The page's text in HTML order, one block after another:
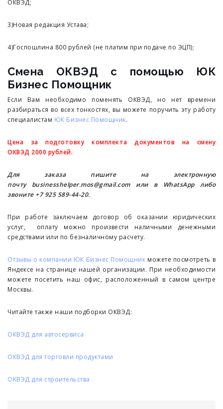
ОКВЭД;
3)Новая редакция Устава;
4)Госпошлина 800 рублей (не платим при подаче по ЭЦП);
Смена ОКВЭД с помощью ЮК
Бизнес Помощник
Если Вам необходимо поменять ОКВЭД, но нет времени
разбираться во всех тонкостях, вы можете поручить эту работу
специалистам ЮК Бизнес Помощник.
Цена за подготовку комплекта документов на смену
ОКВЭД 2000 рублей.
Для заказа пишите на электронную
почту businesshelper.mos@gmail.com или в WhatsApp либо
звоните +7 925 589-44-20.
При работе заключаем договор об оказании юридических
услуг, оплату можно произвести наличными денежными
средствами или по безналичному расчету.
Отзывы о компании ЮК Бизнес Помощник можете посмотреть в
Яндексе на странице нашей организации. При необходимости
можете посетить наш офис, расположенный в самом центре
Москвы.
Читайте также наши подборки ОКВЭД:
ОКВЭД для автосервиса
ОКВЭД для торговли продуктами
ОКВЭД для строительства